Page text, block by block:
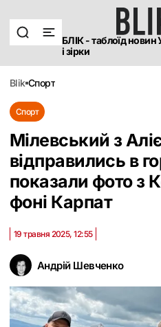
БЛІК - таблоїд новин
і зірки
blik спорт
Спорт
Мілевський з
відправились в
показали фото з
фоні Карпат
Андрій Шевченко
19 травня 2025, 12:55